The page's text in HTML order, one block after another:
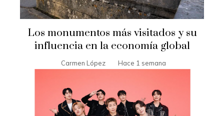
Los monumentos más visitados y su
influencia en la economía global
Carmen López Hace 1 semana